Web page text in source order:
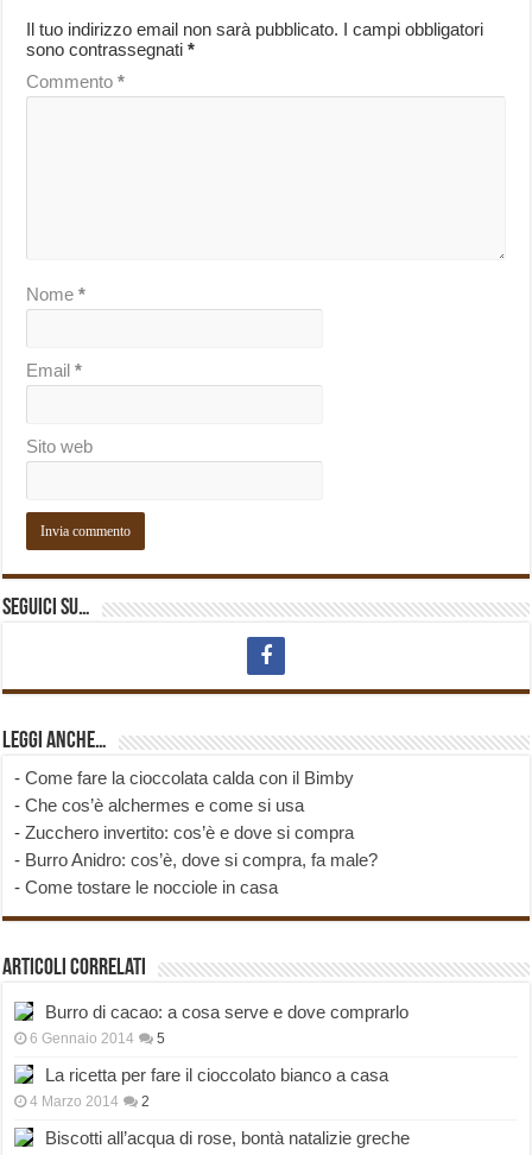
Il tuo indirizzo email non sarà pubblicato. I campi obbligatori
sono contrassegnati*
Commento*
Nome*
Email*
Sito web
Seguici su…
Leggi anche…
-Come fare la cioccolata calda con il Bimby
-Che cos’è alchermes e come si usa
-Zucchero invertito: cos’è e dove si compra
- Burro Anidro: cos’è, dove si compra, fa male?
-Come tostare le nocciole in casa
Articoli correlati
Burro di cacao: a cosa serve e dove comprarlo
6 Gennaio 2014 5
La ricetta per fare il cioccolato bianco a casa
4 Marzo 2014 2
Biscotti all’acqua di rose, bontà natalizie greche